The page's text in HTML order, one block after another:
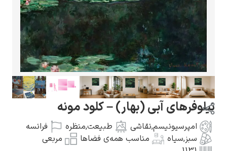
ونسان ون گوگ
گوستاو کلیمت
(بهار) – کلود مونه
نقاشی طبیعت,منظره
فرانسه
مناسب همه‌ی فضاها
مربعی